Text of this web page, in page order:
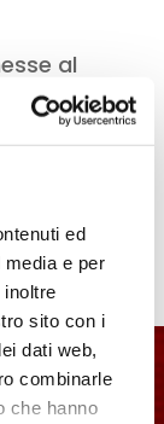
ed
e per
sito con i
dati web,
combinarle
che hanno
al
scuole